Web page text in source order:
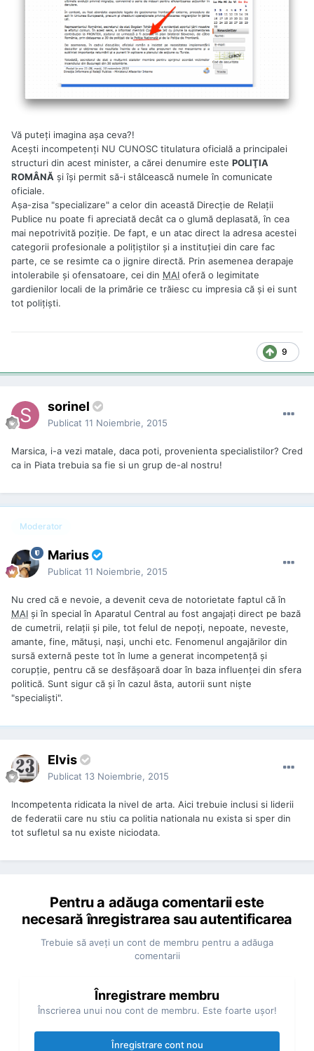
Vă puteţi imagina aşa ceva?!
Aceşti incompetenţi NU CUNOSC titulatura oficială a principalei
structuri din acest minister, a cărei denumire este POLIŢIA
ROMÂNĂ şi îşi permit să-i stâlcească numele în comunicate
oficiale.
Aşa-zisa "specializare" a celor din această Direcţie de Relaţii
Publice nu poate fi apreciată decât ca o glumă deplasată, în cea
mai nepotrivită poziţie. De fapt, e un atac direct la adresa acestei
categorii profesionale a poliţiştilor şi a instituţiei din care fac
parte, ce se resimte ca o jignire directă. Prin asemenea derapaje
intolerabile şi ofensatoare, cei din MAI oferă o legimitate
gardienilor locali de la primărie ce trăiesc cu impresia că şi ei sunt
tot poliţişti.
9
sorinel
Publicat 11 Noiembrie, 2015
Marsica, i-a vezi matale, daca poti, provenienta specialistilor? Cred
ca in Piata trebuia sa fie si un grup de-al nostru!
Moderator
Marius
Publicat 11 Noiembrie, 2015
Nu cred că e nevoie, a devenit ceva de notorietate faptul că în
MAI şi în special în Aparatul Central au fost angajaţi direct pe bază
de cumetrii, relaţii şi pile, tot felul de nepoţi, nepoate, neveste,
amante, fine, mătuşi, naşi, unchi etc. Fenomenul angajărilor din
sursă externă peste tot în lume a generat incompetenţă şi
corupţie, pentru că se desfăşoară doar în baza influenţei din sfera
politică. Sunt sigur că şi în cazul ăsta, autorii sunt nişte
"specialişti".
Elvis
Publicat 13 Noiembrie, 2015
Incompetenta ridicata la nivel de arta. Aici trebuie inclusi si liderii
de federatii care nu stiu ca politia nationala nu exista si sper din
tot sufletul sa nu existe niciodata.
Pentru a adăuga comentarii este
necesară înregistrarea sau autentificarea
Trebuie să aveţi un cont de membru pentru a adăuga
comentarii
Înregistrare membru
Înscrierea unui nou cont de membru. Este foarte uşor!
Înregistrare cont nou